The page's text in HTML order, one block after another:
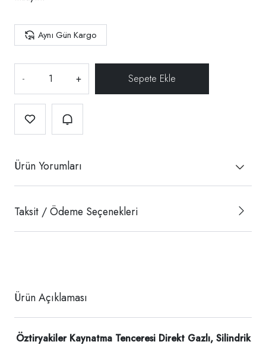
Aynı Gün Kargo
- +
Ürün Yorumları
Taksit / Ödeme Seçenekleri
Ürün Açıklaması
Öztiryakiler Kaynatma Tenceresi Direkt Gazlı, Silindrik